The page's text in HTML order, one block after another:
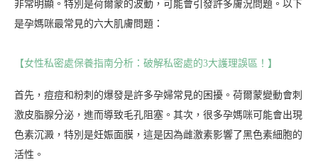
非常明顯。特別是荷爾蒙的波動，可能會引發許多膚況問題。以下
是孕媽咪最常見的六大肌膚問題：
【女性私密處保養指南分析：破解私密處的3大護理誤區！】
首先，痘痘和粉刺的爆發是許多孕婦常見的困擾。荷爾蒙變動會刺
激皮脂腺分泌，進而導致毛孔阻塞。其次，很多孕媽咪可能會出現
色素沉澱，特別是妊娠面膜，這是因為雌激素影響了黑色素細胞的
活性。